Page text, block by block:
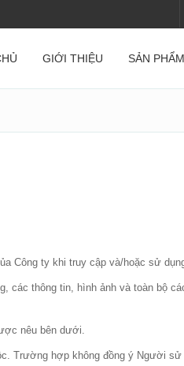
GIỚI THIỆU SẢN PHẨM
Công ty khi truy cập và/hoặc sử
các thông tin, hình ảnh và toàn bộ
nêu bên dưới.
Trường hợp không đồng ý Người